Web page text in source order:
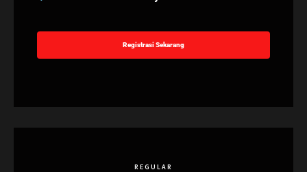
Registrasi Sekarang
REGULAR